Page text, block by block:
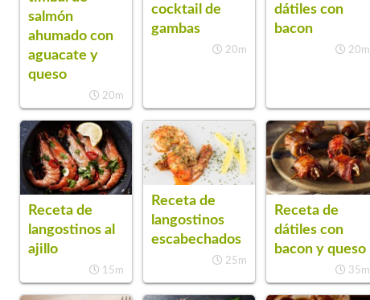
salmón
ahumado con
aguacate y
queso
20m
cocktail de
gambas
20m
dátiles con
bacon
20m
Receta de
langostinos al
ajillo
15m
Receta de
langostinos
escabechados
25m
Receta de
dátiles con
bacon y queso
35m